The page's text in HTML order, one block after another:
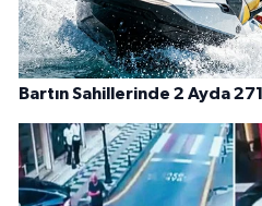
Bartın Sahillerinde 2 Ayda